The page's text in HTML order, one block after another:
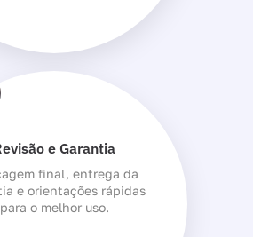
e Garantia
final, entrega da
e orientações rápidas
para o melhor uso.